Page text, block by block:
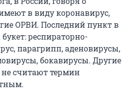
в виду коронавирус,
ОРВИ. Последний пункт в
респираторно-
парагрипп, аденовирусы,
бокавирусы. Другие
считают термин